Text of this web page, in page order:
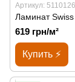
Артикул: 5110126
Ламинат
619 грн/м²
Купить ⚡